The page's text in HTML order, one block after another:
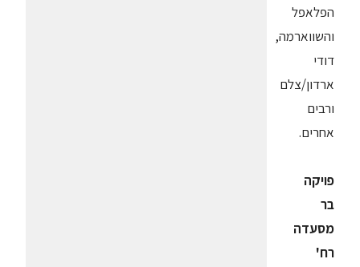
הפלאפל
והשווארמה,
דודי
ארדון/צלם
ורבים
אחרים.
פויקה
בר
מסעדה
רח'